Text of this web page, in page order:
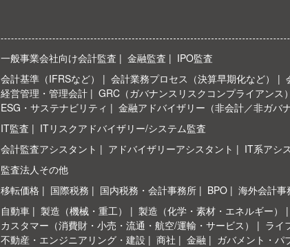
一般事業会社向け会計監査 金融監査 IPO監査
会計基準（IFRSなど） 会計業務プロセス（決算早期化など）
経営管理・管理会計
GRC（ガバナンスリスクコンプライアンス）
ESG・サステナビリティ
金融アドバイザリー（非会計／非ガバナ
IT監査
ITリスクアドバイザリー/システム監査
会計監査アシスタント アドバイザリーアシスタント
IT系アシ
監査法人その他
移転価格 国際税務 国内税務・会計事務所 BPO 海外会計事
自動車 製造（機械・重工） 製造（化学・素材・エネルギー）
カスタマー（消費財・小売・流通・航空/運輸・サービス）
ライ
不動産・エンジニアリング・建設
商社 金融 ガバメント・パ